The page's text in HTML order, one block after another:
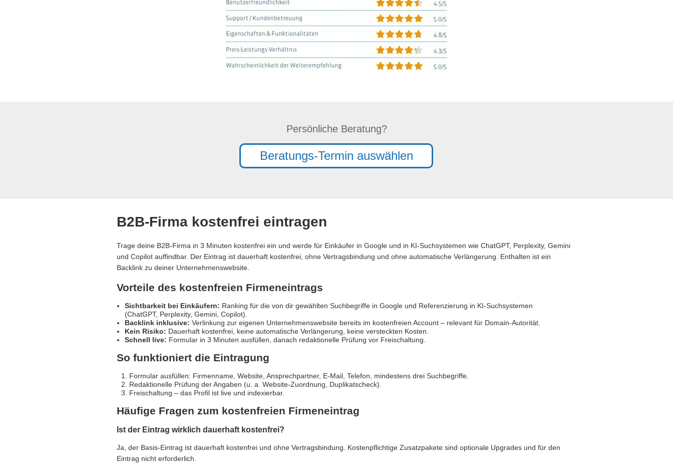
Beratungs-Termin auswählen
Persönliche Beratung?
B2B-Firma kostenfrei eintragen
Trage deine B2B-Firma in 3 Minuten kostenfrei ein und werde für Einkäufer in Google und in KI-Suchsystemen wie ChatGPT, Perplexity, Gemini
und Copilot auffindbar. Der Eintrag ist dauerhaft kostenfrei, ohne Vertragsbindung und ohne automatische Verlängerung. Enthalten ist ein
Backlink zu deiner Unternehmenswebsite.
Vorteile des kostenfreien Firmeneintrags
Sichtbarkeit bei Einkäufern: Ranking für die von dir gewählten Suchbegriffe in Google und Referenzierung in KI-Suchsystemen
(ChatGPT, Perplexity, Gemini, Copilot).
Backlink inklusive: Verlinkung zur eigenen Unternehmenswebsite bereits im kostenfreien Account – relevant für Domain-Autorität.
Kein Risiko: Dauerhaft kostenfrei, keine automatische Verlängerung, keine versteckten Kosten.
Schnell live: Formular in 3 Minuten ausfüllen, danach redaktionelle Prüfung vor Freischaltung.
So funktioniert die Eintragung
Formular ausfüllen: Firmenname, Website, Ansprechpartner, E-Mail, Telefon, mindestens drei Suchbegriffe.
Redaktionelle Prüfung der Angaben (u. a. Website-Zuordnung, Duplikatscheck).
Freischaltung – das Profil ist live und indexierbar.
Häufige Fragen zum kostenfreien Firmeneintrag
Ist der Eintrag wirklich dauerhaft kostenfrei?
Ja, der Basis-Eintrag ist dauerhaft kostenfrei und ohne Vertragsbindung. Kostenpflichtige Zusatzpakete sind optionale Upgrades und für den
Eintrag nicht erforderlich.